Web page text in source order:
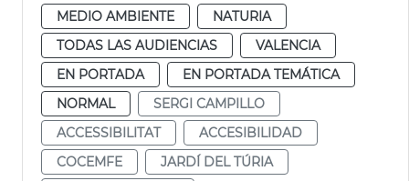
MEDIO AMBIENTE
NATURIA
TODAS LAS AUDIENCIAS
VALENCIA
EN PORTADA
EN PORTADA TEMÁTICA
NORMAL
SERGI CAMPILLO
ACCESSIBILITAT
ACCESIBILIDAD
COCEMFE
JARDÍ DEL TÚRIA